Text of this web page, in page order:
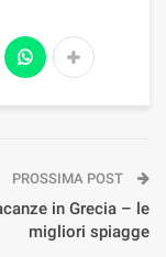
PROSSIMA POST
in Grecia – le
migliori spiagge